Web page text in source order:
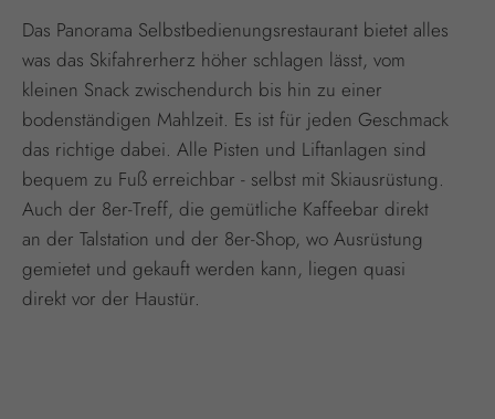
Das Panorama Selbstbedienungsrestaurant bietet alles
was das Skifahrerherz höher schlagen lässt, vom
kleinen Snack zwischendurch bis hin zu einer
bodenständigen Mahlzeit. Es ist für jeden Geschmack
das richtige dabei. Alle Pisten und Liftanlagen sind
bequem zu Fuß erreichbar - selbst mit Skiausrüstung.
Auch der 8er-Treff, die gemütliche Kaffeebar direkt
an der Talstation und der 8er-Shop, wo Ausrüstung
gemietet und gekauft werden kann, liegen quasi
direkt vor der Haustür.